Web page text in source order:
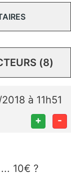
(8)
à 11h51
+ -
10€ ?